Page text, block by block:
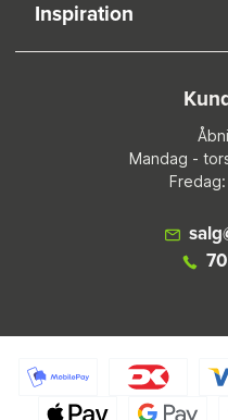
Inspiration
Mandag -